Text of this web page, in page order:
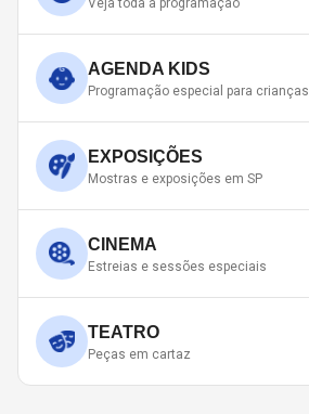
Veja toda a programação
AGENDA KIDS
Programação especial para crianças
EXPOSIÇÕES
Mostras e exposições em SP
CINEMA
Estreias e sessões especiais
TEATRO
Peças em cartaz